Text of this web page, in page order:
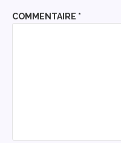
COMMENTAIRE *